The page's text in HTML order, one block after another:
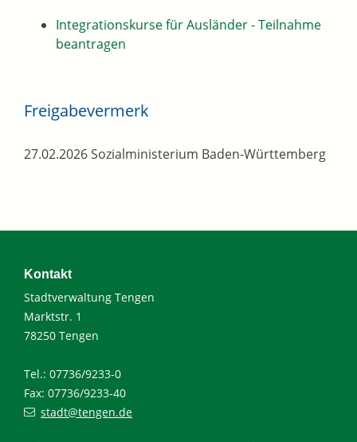
Integrationskurse für Ausländer - Teilnahme
beantragen
Freigabevermerk
27.02.2026Sozialministerium Baden-Württemberg
Kontakt
Stadtverwaltung Tengen
Marktstr. 1
78250 Tengen
Tel.: 07736/9233-0
Fax: 07736/9233-40
stadt@tengen.de